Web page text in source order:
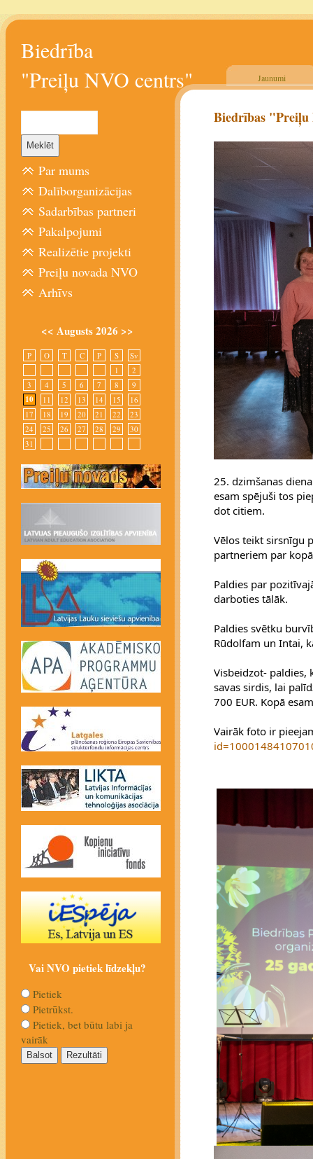
Biedrība
"Preiļu NVO centrs"
Jaunumi
Biedrības "Preiļu
25. dzimšanas
esam spējuši tos
dot citiem.
Vēlos teikt sirsnīgu
partneriem par
Paldies par
darboties tālāk.
Paldies svētku
Rūdolfam un Intai,
Visbeidzot- paldies,
savas sirdis, lai
700 EUR. Kopā
Vairāk foto ir
Par mums
Dalīborganizācijas
Sadarbības partneri
Pakalpojumi
Realizētie projekti
Preiļu novada NVO
Arhīvs
<< Augusts 2026 >>
P O T C P S
Sv
1
2
3
4 5 6 7 8 9
10 11 12 13 14 15
16
17
18 19 20 21 22
23
24
25 26 27 28 29
30
31
Vai NVO pietiek līdzekļu?
Pietiek
Pietrūkst.
Pietiek, bet būtu labi ja
vairāk